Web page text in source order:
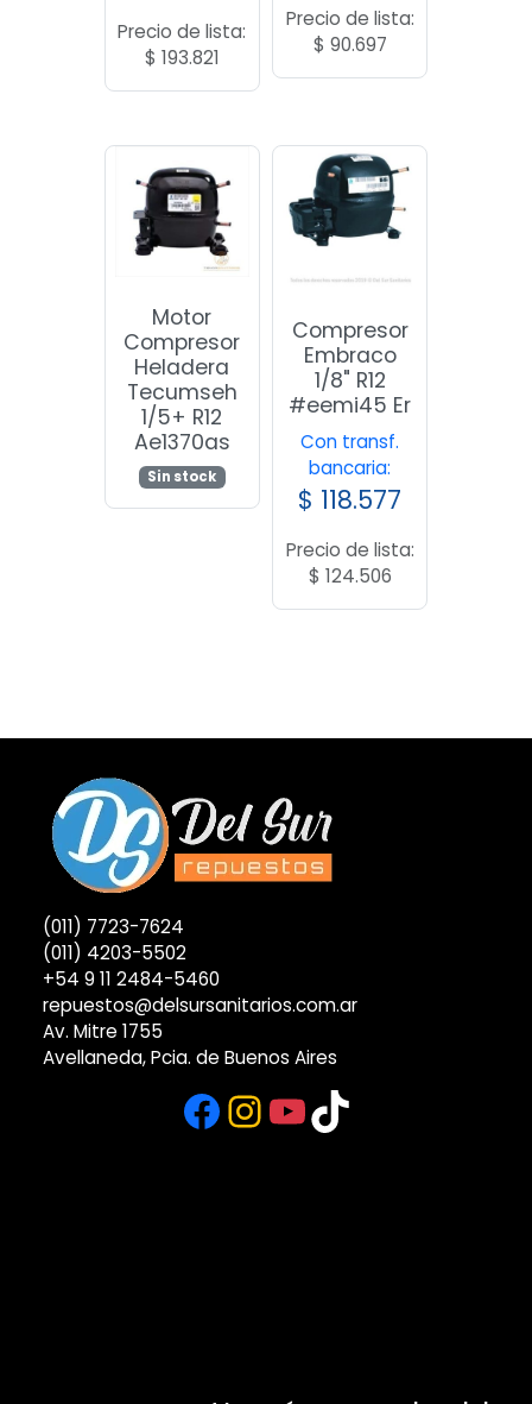
Precio de lista:
$ 193.821
Precio de lista:
$ 90.697
Motor
Compresor
Heladera
Tecumseh
1/5+ R12
Ae1370as
Sin stock
Compresor
Embraco
1/8" R12
#eemi45 Er
Con transf.
bancaria:
$ 118.577
Precio de lista:
$ 124.506
(011) 7723-7624
(011) 4203-5502
+54 9 11 2484-5460
repuestos@delsursanitarios.com.ar
Av. Mitre 1755
Avellaneda, Pcia. de Buenos Aires
Facebook
Instagram
YouTube
TikTok